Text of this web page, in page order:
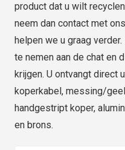
product dat u wilt
neem dan contact met
helpen we u graag
te nemen aan de chat en
krijgen. U ontvangt direct
koperkabel, messing/
handgestript koper,
en brons.